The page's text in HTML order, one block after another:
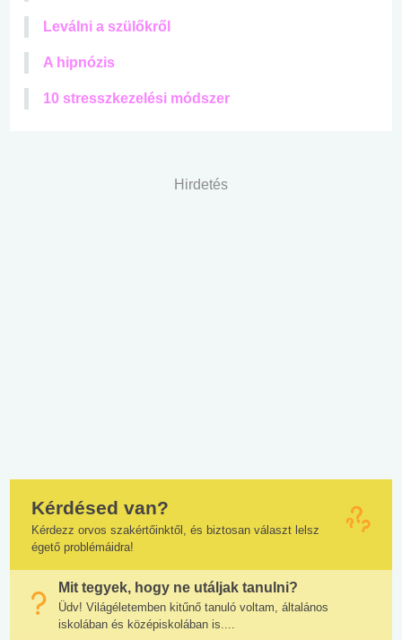
Leválni a szülőkről
A hipnózis
10 stresszkezelési módszer
Hirdetés
Kérdésed van?
Kérdezz orvos szakértőinktől, és biztosan választ lelsz
égető problémáidra!
Mit tegyek, hogy ne utáljak tanulni?
Üdv! Világéletemben kitűnő tanuló voltam, általános
iskolában és középiskolában is....